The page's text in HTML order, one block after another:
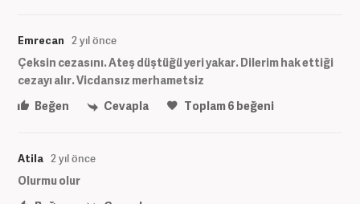
Emrecan 2 yıl önce
Çeksin cezasını. Ateş düştüğü yeri yakar. Dilerim hak ettiği
cezayı alır. Vicdansız merhametsiz
Beğen
Cevapla Toplam6 beğeni
Atila 2 yıl önce
Olurmu olur